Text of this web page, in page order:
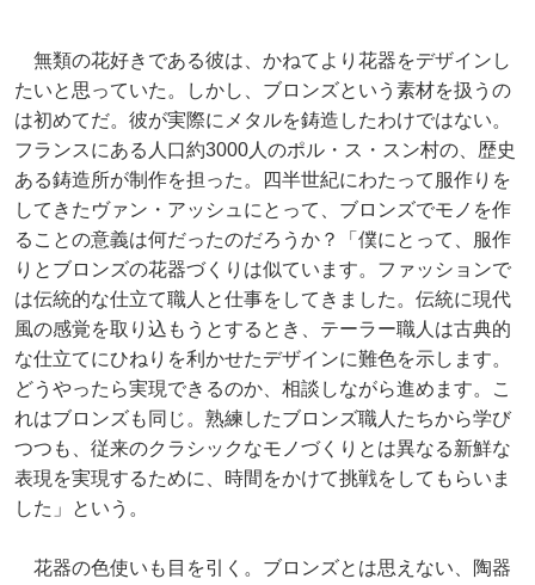
無類の花好きである彼は、かねてより花器をデザインし
たいと思っていた。しかし、ブロンズという素材を扱うの
は初めてだ。彼が実際にメタルを鋳造したわけではない。
フランスにある人口約3000人のポル・ス・スン村の、歴史
ある鋳造所が制作を担った。四半世紀にわたって服作りを
してきたヴァン・アッシュにとって、ブロンズでモノを作
ることの意義は何だったのだろうか？「僕にとって、服作
りとブロンズの花器づくりは似ています。ファッションで
は伝統的な仕立て職人と仕事をしてきました。伝統に現代
風の感覚を取り込もうとするとき、テーラー職人は古典的
な仕立てにひねりを利かせたデザインに難色を示します。
どうやったら実現できるのか、相談しながら進めます。こ
れはブロンズも同じ。熟練したブロンズ職人たちから学び
つつも、従来のクラシックなモノづくりとは異なる新鮮な
表現を実現するために、時間をかけて挑戦をしてもらいま
した」という。
花器の色使いも目を引く。ブロンズとは思えない、陶器